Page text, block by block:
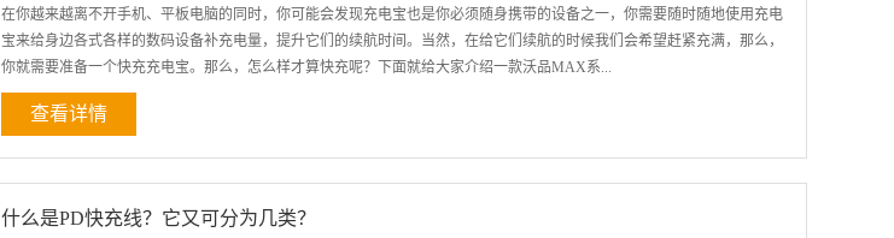
缠绕，有时候解好几分钟都解不开，但是这款蓝牙耳机是磁吸设计，一碰即合，耳机两侧磁吸装置可吸附固定，有效的防止
了缠绕滑落。 智能一拖二 便携控制 可同时连接两部手机，切换自如，轻松播放音乐和语音通话功能。 ...
在你越来越离不开手机、平板电脑的同时，你可能会发现充电宝也是你必须随身携带的设备之一，你需要随时随地使用充电
宝来给身边各式各样的数码设备补充电量，提升它们的续航时间。当然，在给它们续航的时候我们会希望赶紧充满，那么，
你就需要准备一个快充充电宝。那么，怎么样才算快充呢？下面就给大家介绍一款沃品MAX系...
厚度仅有14mm，无论是你手拿还是放口袋，都会感觉无比轻松。那么既然这么迷你的话，那容量是否很小呢？NO，虽然它
查看详情
什么是PD快充线？它又可分为几类？